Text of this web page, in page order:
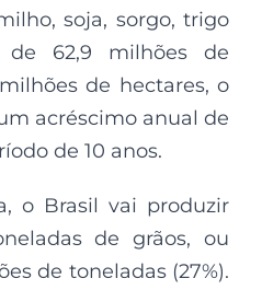
soja, sorgo, trigo
62,9 milhões de
de hectares, o
acréscimo anual de
de 10 anos.
o Brasil vai produzir
de grãos, ou
de toneladas (27%).